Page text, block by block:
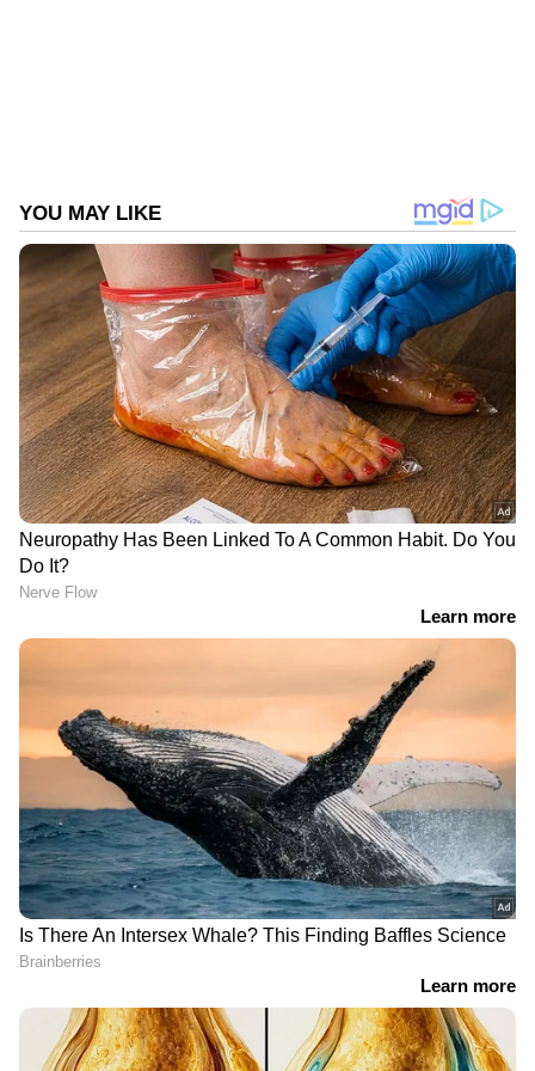
ഝാന്‍സി'യായിരുന്നു സംവിധാനം ചെയ്‍ത
ആദ്യ ചിത്രം. എന്നാല്‍ ഇത് കൃഷ് ജ​
ഗര്‍ലമുഡിക്കൊപ്പമാണ് കങ്കണ സംവിധാനം
ചെയ്‍തത്.
DOWNLOAD APP
സിനിമകളിൽ നിന്ന്
Bigg Boss Malayalam Season 7മുതൽ
Exclusive
Entertainment
Newsഒരൊറ്റ ക്ലിക്കിൽ. ഏറ്റവും പുതിയ
Movie Release,Malayalam Movie Review
Box Office Collection— എല്ലാം ഇപ്പോൾ
നിങ്ങളുടെ മുന്നിൽ. എപ്പോഴും എവിടെയും
എന്റർടൈൻമെന്റിന്റെ താളത്തിൽ ചേരാൻ
ഏഷ്യാനെറ്റ് ന്യൂസ് മലയാളം വാർത്തകൾ